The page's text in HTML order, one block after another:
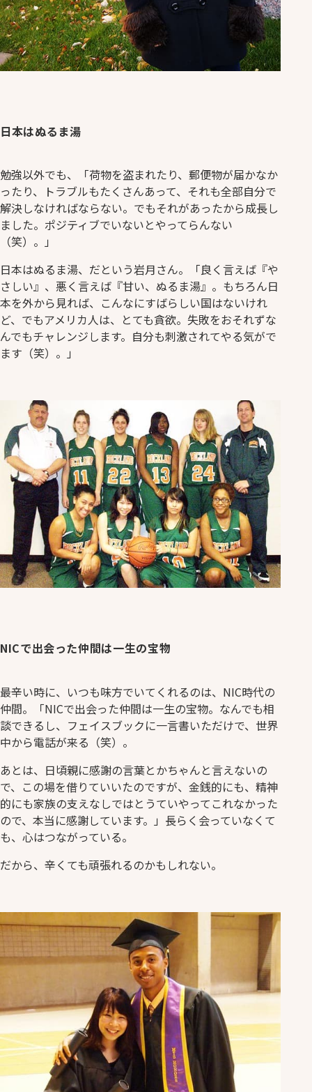
日本はぬるま湯
勉強以外でも、「荷物を盗まれたり、郵便物が届かなか
ったり、トラブルもたくさんあって、それも全部自分で
解決しなければならない。でもそれがあったから成長し
ました。ポジティブでいないとやってらんない
（笑）。」
日本はぬるま湯、だという岩月さん。「良く言えば『や
さしい』、悪く言えば『甘い、ぬるま湯』。もちろん日
本を外から見れば、こんなにすばらしい国はないけれ
ど、でもアメリカ人は、とても貪欲。失敗をおそれずな
んでもチャレンジします。自分も刺激されてやる気がで
ます（笑）。」
NICで出会った仲間は一生の宝物
最辛い時に、いつも味方でいてくれるのは、NIC時代の
仲間。「NICで出会った仲間は一生の宝物。なんでも相
談できるし、フェイスブックに一言書いただけで、世界
中から電話が来る（笑）。
あとは、日頃親に感謝の言葉とかちゃんと言えないの
で、この場を借りていいたのですが、金銭的にも、精神
的にも家族の支えなしではとうていやってこれなかった
ので、本当に感謝しています。」長らく会っていなくて
も、心はつながっている。
だから、辛くても頑張れるのかもしれない。